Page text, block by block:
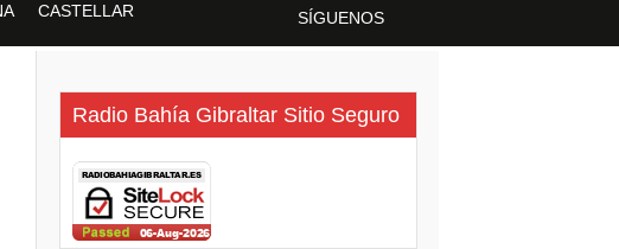
CASTELLAR SÍGUENOS
Radio Bahía Gibraltar Sitio Seguro